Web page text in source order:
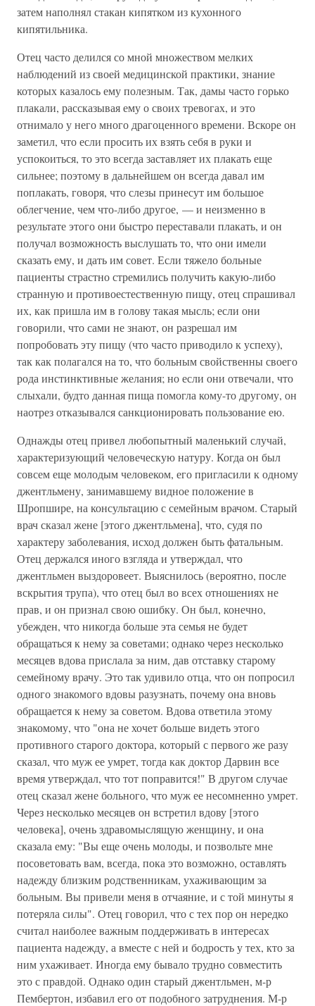
затем наполнял стакан кипятком из кухонного
кипятильника.
Отец часто делился со мной множеством мелких
наблюдений из своей медицинской практики, знание
которых казалось ему полезным. Так, дамы часто горько
плакали, рассказывая ему о своих тревогах, и это
отнимало у него много драгоценного времени. Вскоре он
заметил, что если просить их взять себя в руки и
успокоиться, то это всегда заставляет их плакать еще
сильнее; поэтому в дальнейшем он всегда давал им
поплакать, говоря, что слезы принесут им большое
облегчение, чем что-либо другое, — и неизменно в
результате этого они быстро переставали плакать, и он
получал возможность выслушать то, что они имели
сказать ему, и дать им совет. Если тяжело больные
пациенты страстно стремились получить какую-либо
странную и противоестественную пищу, отец спрашивал
их, как пришла им в голову такая мысль; если они
говорили, что сами не знают, он разрешал им
попробовать эту пищу (что часто приводило к успеху),
так как полагался на то, что больным свойственны своего
рода инстинктивные желания; но если они отвечали, что
слыхали, будто данная пища помогла кому-то другому, он
наотрез отказывался санкционировать пользование ею.
Однажды отец привел любопытный маленький случай,
характеризующий человеческую натуру. Когда он был
совсем еще молодым человеком, его пригласили к одному
джентльмену, занимавшему видное положение в
Шропшире, на консультацию с семейным врачом. Старый
врач сказал жене [этого джентльмена], что, судя по
характеру заболевания, исход должен быть фатальным.
Отец держался иного взгляда и утверждал, что
джентльмен выздоровеет. Выяснилось (вероятно, после
вскрытия трупа), что отец был во всех отношениях не
прав, и он признал свою ошибку. Он был, конечно,
убежден, что никогда больше эта семья не будет
обращаться к нему за советами; однако через несколько
месяцев вдова прислала за ним, дав отставку старому
семейному врачу. Это так удивило отца, что он попросил
одного знакомого вдовы разузнать, почему она вновь
обращается к нему за советом. Вдова ответила этому
знакомому, что "она не хочет больше видеть этого
противного старого доктора, который с первого же разу
сказал, что муж ее умрет, тогда как доктор Дарвин все
время утверждал, что тот поправится!" В другом случае
отец сказал жене больного, что муж ее несомненно умрет.
Через несколько месяцев он встретил вдову [этого
человека], очень здравомыслящую женщину, и она
сказала ему: "Вы еще очень молоды, и позвольте мне
посоветовать вам, всегда, пока это возможно, оставлять
надежду близким родственникам, ухаживающим за
больным. Вы привели меня в отчаяние, и с той минуты я
потеряла силы". Отец говорил, что с тех пор он нередко
считал наиболее важным поддерживать в интересах
пациента надежду, а вместе с ней и бодрость у тех, кто за
ним ухаживает. Иногда ему бывало трудно совместить
это с правдой. Однако один старый джентльмен, м-р
Пембертон, избавил его от подобного затруднения. М-р